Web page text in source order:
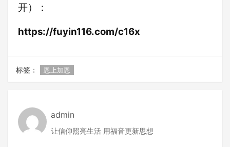
开）：
https://fuyin116.com/c16x
标签： 恩上加恩
admin
让信仰照亮生活 用福音更新思想